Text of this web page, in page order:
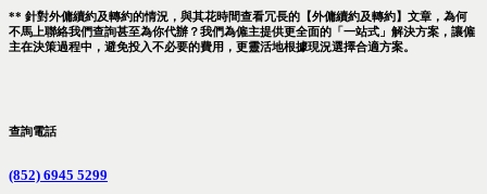
** 針對外傭續約及轉約的情況，與其花時間查看冗長的【外傭續約及轉約】文章，為何
不馬上聯絡我們查詢甚至為你代辦？我們為僱主提供更全面的「一站式」解決方案，讓僱
主在決策過程中，避免投入不必要的費用，更靈活地根據現況選擇合適方案。
查詢電話
(852) 6945 5299